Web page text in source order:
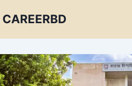
CAREERBD
PORTAL